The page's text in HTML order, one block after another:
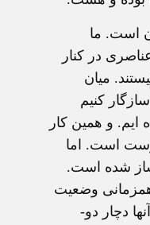
است. ما
در کنار
میان
کنیم
ایم. و همین کار
است. اما
شده است.
وضعیت
دچار دو-